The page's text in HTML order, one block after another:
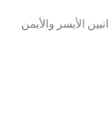
الأيسر والأيمن